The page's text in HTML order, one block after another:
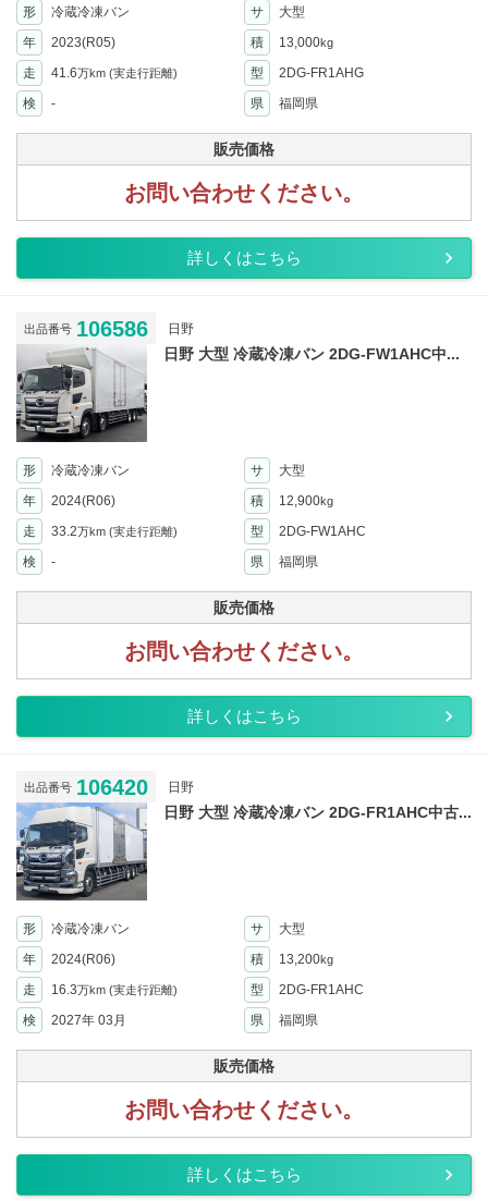
形 冷蔵冷凍バン サ
大型
年
2023(R05) 積 13,000kg
走 41.6万km (実走行距離) 型
2DG-FR1AHG
検
- 県 福岡県
販売価格
お問い合わせください。
詳しくはこちら
出品番号 106586 日野
日野 大型 冷蔵冷凍バン 2DG-FW1AHC中...
形 冷蔵冷凍バン サ
大型
年
2024(R06) 積 12,900kg
走 33.2万km (実走行距離) 型
2DG-FW1AHC
検
- 県 福岡県
販売価格
お問い合わせください。
詳しくはこちら
出品番号 106420 日野
日野 大型 冷蔵冷凍バン 2DG-FR1AHC中古...
形 冷蔵冷凍バン サ
大型
年
2024(R06) 積 13,200kg
走 16.3万km (実走行距離) 型
2DG-FR1AHC
検
2027年 03月 県 福岡県
販売価格
お問い合わせください。
詳しくはこちら